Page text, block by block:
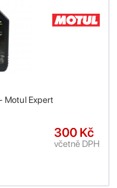
Motul Expert
300 Kč
včetně DPH